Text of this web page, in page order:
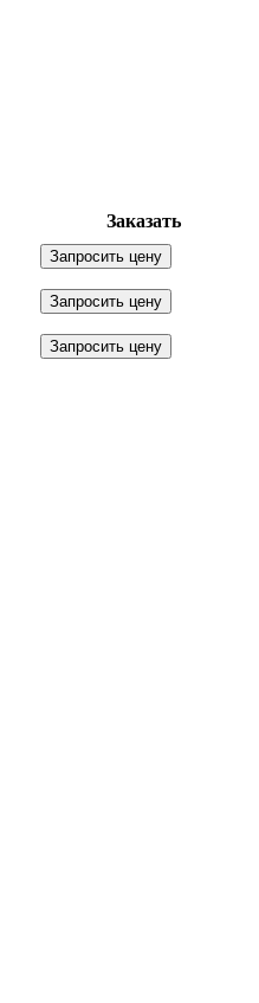
Заказать
Запросить цену
Запросить цену
Запросить цену